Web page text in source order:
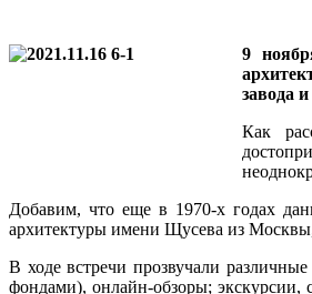
9
завода
Как
Добавим, что еще в 1970-х годах
архитектуры имени Щусева из Москвы,
В ходе встречи прозвучали
фондами), онлайн-обзоры; экскурсии,